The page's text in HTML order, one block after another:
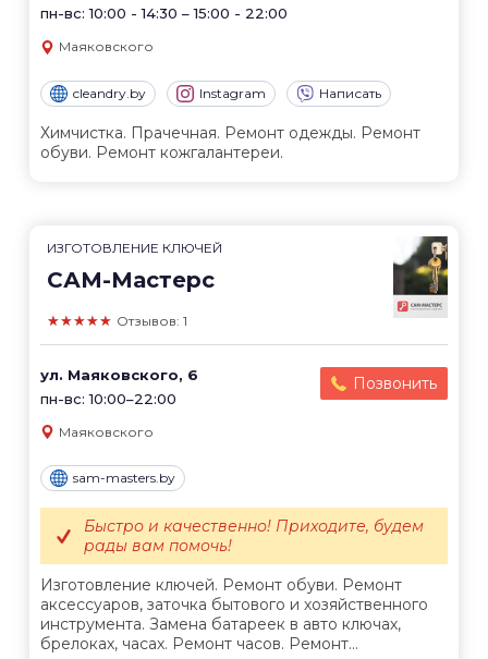
пн-вс: 10:00 - 14:30 – 15:00 - 22:00
Маяковского
cleandry.by Instagram Написать
Химчистка. Прачечная. Ремонт одежды. Ремонт
обуви. Ремонт кожгалантереи.
ИЗГОТОВЛЕНИЕ КЛЮЧЕЙ
САМ-Мастерс
★★★★★ Отзывов: 1
ул. Маяковского, 6
пн-вс: 10:00–22:00
Позвонить
Маяковского
sam-masters.by
Изготовление ключей. Ремонт обуви. Ремонт
аксессуаров, заточка бытового и хозяйственного
инструмента. Замена батареек в авто ключах,
брелоках, часах. Ремонт часов. Ремонт...
Быстро и качественно! Приходите, будем
рады вам помочь!